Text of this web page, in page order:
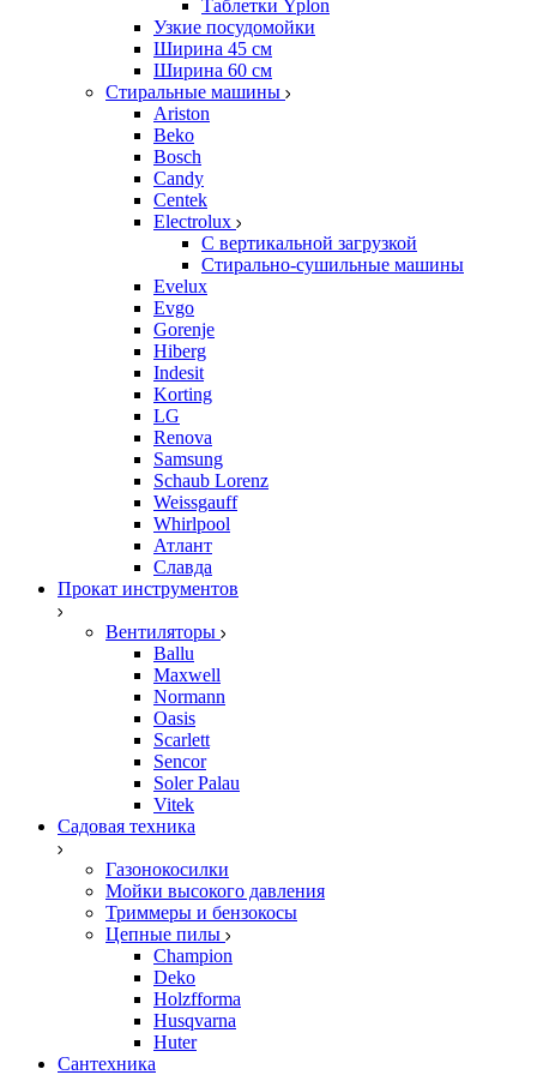
Таблетки Yplon
Узкие посудомойки
Ширина 45 см
Ширина 60 см
Стиральные машины
Ariston
Beko
Bosch
Candy
Centek
Electrolux
С вертикальной загрузкой
Стирально-сушильные машины
Evelux
Evgo
Gorenje
Hiberg
Indesit
Korting
LG
Renova
Samsung
Schaub Lorenz
Weissgauff
Whirlpool
Атлант
Славда
Прокат инструментов
Вентиляторы
Ballu
Maxwell
Normann
Oasis
Scarlett
Sencor
Soler Palau
Vitek
Садовая техника
Газонокосилки
Мойки высокого давления
Триммеры и бензокосы
Цепные пилы
Champion
Deko
Holzfforma
Husqvarna
Huter
Сантехника